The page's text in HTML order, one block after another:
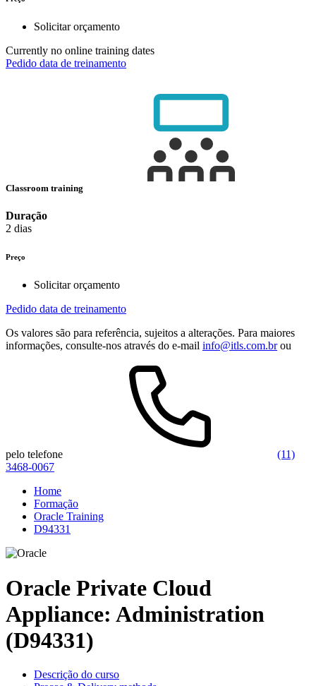
Solicitar orçamento
Currently no online training dates
Pedido data de treinamento
Classroom training
Duração
2 dias
Preço
Solicitar orçamento
Pedido data de treinamento
Os valores são para referência, sujeitos a alterações. Para maiores
informações, consulte-nos através do e-mail info@itls.com.brou
pelo telefone
(11)
3468-0067
Home
Formação
Oracle Training
D94331
Oracle Private Cloud
Appliance: Administration
(D94331)
Descrição do curso